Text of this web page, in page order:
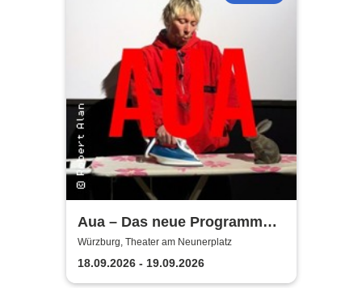
Aua – Das neue Programm
von Robert Alan | Theater am
Neunerplatz
Würzburg, Theater am Neunerplatz
18.09.2026 - 19.09.2026